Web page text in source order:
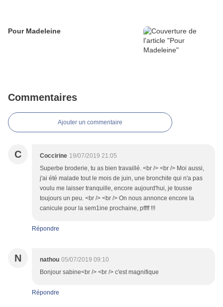
Pour Madeleine
Commentaires
Ajouter un commentaire
C Coccirine 19/07/2019 21:05
Superbe broderie, tu as bien travaillé. <br /> <br /> Moi aussi,
j'ai été malade tout le mois de juin, une bronchite qui n'a pas
voulu me laisser tranquille, encore aujourd'hui, je tousse
toujours un peu. <br /> <br /> On nous annonce encore la
canicule pour la sem1ine prochaine, pffff !!!
Répondre
N nathou 05/07/2019 09:10
Bonjour sabine<br /> <br /> c'est magnifique
Répondre